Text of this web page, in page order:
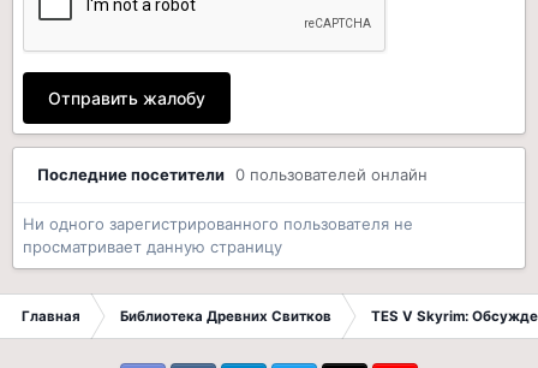
Отправить жалобу
Последние посетители 0 пользователей онлайн
Ни одного зарегистрированного пользователя не
просматривает данную страницу
Главная Библиотека Древних Свитков TES V Skyrim: